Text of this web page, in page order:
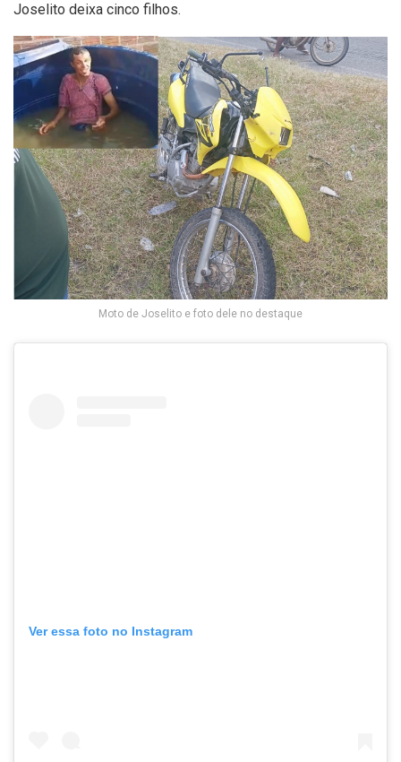
Joselito deixa cinco filhos.
Moto de Joselito e foto dele no destaque
Ver essa foto no Instagram